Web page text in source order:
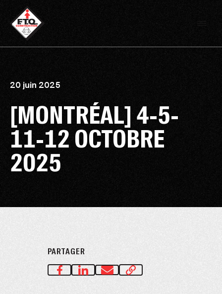
20 juin 2025
[MONTRÉAL] 4-5-
11-12 OCTOBRE
2025
PARTAGER